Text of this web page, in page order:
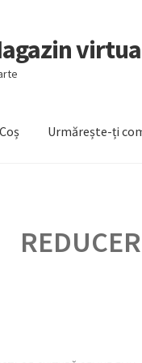
Coș Urmărește-ți